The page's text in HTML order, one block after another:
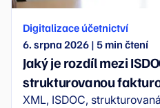
Digitalizace účetnictví
6. srpna 2026 | 5 min čtení
Jaký je rozdíl mezi
strukturovanou
XML, ISDOC,